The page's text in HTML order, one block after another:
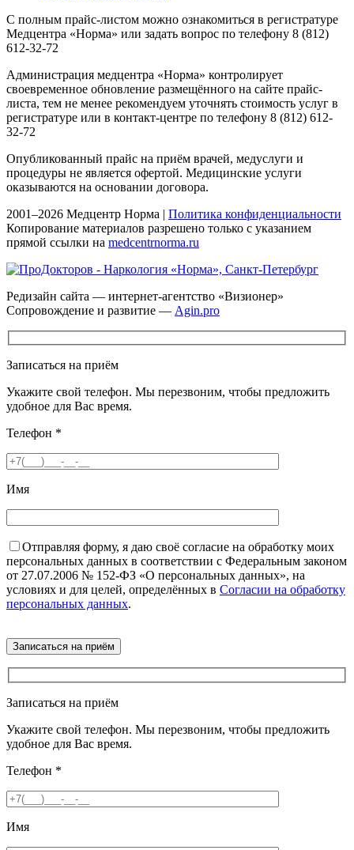
С полным прайс-листом можно ознакомиться в регистратуре
Медцентра «Норма» или задать вопрос по телефону 8 (812)
612-32-72
Администрация медцентра «Норма» контролирует
своевременное обновление размещённого на сайте прайс-
листа, тем не менее рекомендуем уточнять стоимость услуг в
регистратуре или в контакт-центре по телефону 8 (812) 612-
32-72
Опубликованный прайс на приём врачей, медуслуги и
процедуры не является офертой. Медицинские услуги
оказываются на основании договора.
2001–2026 Медцентр Норма | Политика конфиденциальности
Копирование материалов разрешено только с указанием
прямой ссылки на medcentrnorma.ru
Редизайн сайта — интернет-агентство «Визионер»
Сопровождение и развитие — Agin.pro
Записаться на приём
Укажите свой телефон. Мы перезвоним, чтобы предложить
удобное для Вас время.
Телефон *
Имя
Отправляя форму, я даю своё согласие на обработку моих
персональных данных в соответствии с Федеральным законом
от 27.07.2006 № 152-ФЗ «О персональных данных», на
условиях и для целей, определённых в Согласии на обработку
персональных данных.
Записаться на приём
Укажите свой телефон. Мы перезвоним, чтобы предложить
удобное для Вас время.
Телефон *
Имя